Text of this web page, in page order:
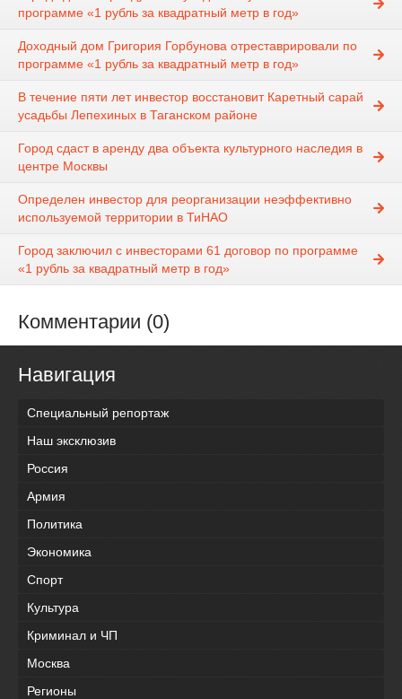
программе «1 рубль за квадратный метр в год»
Доходный дом Григория Горбунова отреставрировали по
программе «1 рубль за квадратный метр в год»
В течение пяти лет инвестор восстановит Каретный сарай
усадьбы Лепехиных в Таганском районе
Город сдаст в аренду два объекта культурного наследия в
центре Москвы
Определен инвестор для реорганизации неэффективно
используемой территории в ТиНАО
Город заключил с инвесторами 61 договор по программе
«1 рубль за квадратный метр в год»
Комментарии (0)
Навигация
Специальный репортаж
Наш эксклюзив
Россия
Армия
Политика
Экономика
Спорт
Культура
Криминал и ЧП
Москва
Регионы